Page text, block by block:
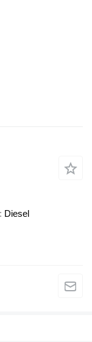
Diesel